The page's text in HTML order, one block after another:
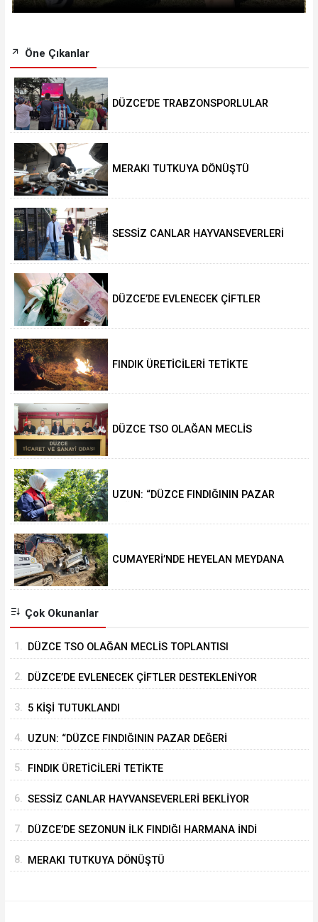
Öne Çıkanlar
DÜZCE’DE TRABZONSPORLULAR
MERAKI TUTKUYA DÖNÜŞTÜ
SESSİZ CANLAR HAYVANSEVERLERİ
DÜZCE’DE EVLENECEK ÇİFTLER
FINDIK ÜRETİCİLERİ TETİKTE
DÜZCE TSO OLAĞAN MECLİS
UZUN: “DÜZCE FINDIĞININ PAZAR
CUMAYERİ’NDE HEYELAN MEYDANA
Çok Okunanlar
1. DÜZCE TSO OLAĞAN MECLİS TOPLANTISI
2. DÜZCE’DE EVLENECEK ÇİFTLER DESTEKLENİYOR
3. 5 KİŞİ TUTUKLANDI
4. UZUN: “DÜZCE FINDIĞININ PAZAR DEĞERİ
5. FINDIK ÜRETİCİLERİ TETİKTE
6. SESSİZ CANLAR HAYVANSEVERLERİ BEKLİYOR
7. DÜZCE’DE SEZONUN İLK FINDIĞI HARMANA İNDİ
8. MERAKI TUTKUYA DÖNÜŞTÜ